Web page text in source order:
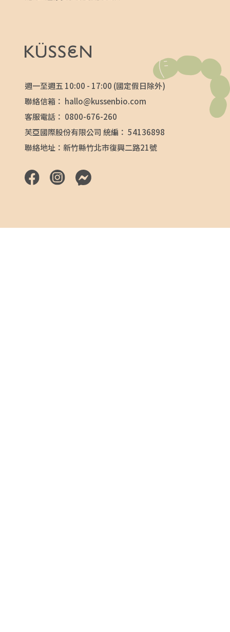
週一至週五 10:00 - 17:00 (國定假日除外)
聯絡信箱： hallo@kussenbio.com
客服電話： 0800-676-260
芙亞國際股份有限公司 統編： 54136898
聯絡地址：新竹縣竹北市復興二路21號